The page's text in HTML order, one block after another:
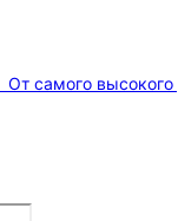
От самого